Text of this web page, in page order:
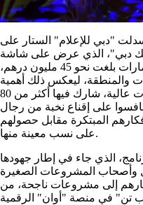
على مدار 13 حلقة، أسدلت "دبي للإعلام" الستار على
دبي"، الذي عرض على شاشة
"تلفزيون دبي"، واستطاع تحقيق استثمارات بلغت نحو 45 مليون درهم،
الإمارات والمنطقة، ليعكس ذلك أهمية
البرنامج وما شهدته حلقاته من منافسات عالية، شارك فيها أكثر من 80
على إقناع نخبة من رجال
المبتكرة مقابل حصولهم
على نسب معينة منها.
الذي جاء في إطار جهودها
وأصحاب المشروعات الصغيرة
إلى مشروعات ناجحة، من